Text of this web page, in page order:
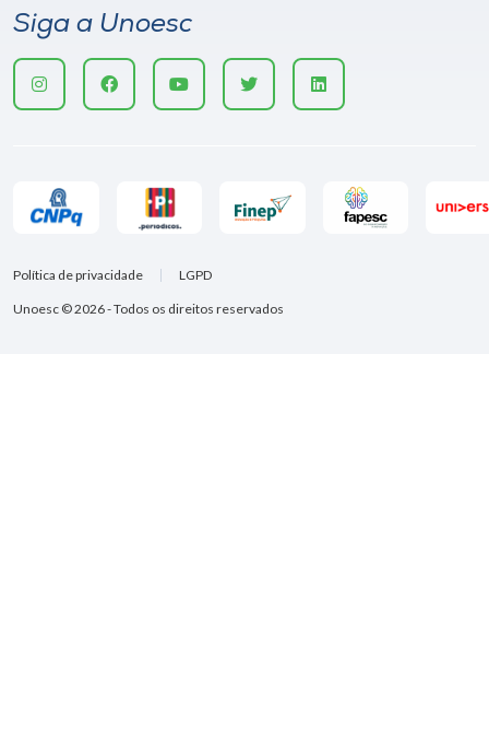
Siga a Unoesc
Unoesc © 2026 - Todos os direitos reservados
Política de privacidade LGPD